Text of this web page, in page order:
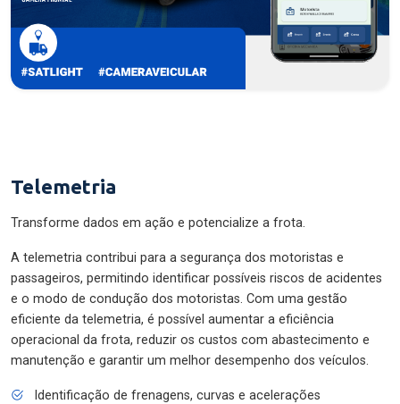
Telemetria
Transforme dados em ação e potencialize a frota.
A telemetria contribui para a segurança dos motoristas e
passageiros, permitindo identificar possíveis riscos de acidentes
e o modo de condução dos motoristas. Com uma gestão
eficiente da telemetria, é possível aumentar a eficiência
operacional da frota, reduzir os custos com abastecimento e
manutenção e garantir um melhor desempenho dos veículos.
Identificação de frenagens, curvas e acelerações